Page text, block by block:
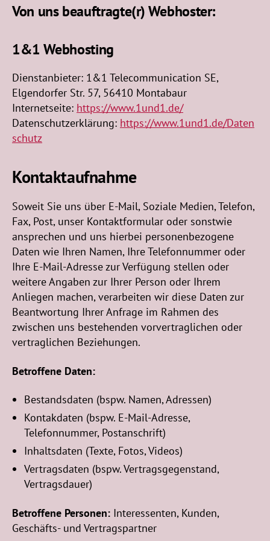
Von uns beauftragte(r) Webhoster:
1&1 Webhosting
Dienstanbieter: 1&1 Telecommunication SE,
Elgendorfer Str. 57, 56410 Montabaur
Internetseite: https://www.1und1.de/
Datenschutzerklärung: https://www.1und1.de/Daten
schutz
Kontaktaufnahme
Soweit Sie uns über E-Mail, Soziale Medien, Telefon,
Fax, Post, unser Kontaktformular oder sonstwie
ansprechen und uns hierbei personenbezogene
Daten wie Ihren Namen, Ihre Telefonnummer oder
Ihre E-Mail-Adresse zur Verfügung stellen oder
weitere Angaben zur Ihrer Person oder Ihrem
Anliegen machen, verarbeiten wir diese Daten zur
Beantwortung Ihrer Anfrage im Rahmen des
zwischen uns bestehenden vorvertraglichen oder
vertraglichen Beziehungen.
Betroffene Daten:
Bestandsdaten (bspw. Namen, Adressen)
Kontakdaten (bspw. E-Mail-Adresse,
Telefonnummer, Postanschrift)
Inhaltsdaten (Texte, Fotos, Videos)
Vertragsdaten (bspw. Vertragsgegenstand,
Vertragsdauer)
Betroffene Personen: Interessenten, Kunden,
Geschäfts- und Vertragspartner